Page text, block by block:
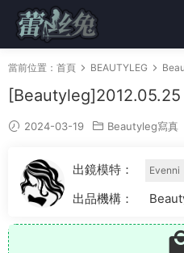
當前位置： 首頁 BEAUTYLEG
2024-03-19 Beautyleg寫真
出鏡模特： Evenni
出品機構：